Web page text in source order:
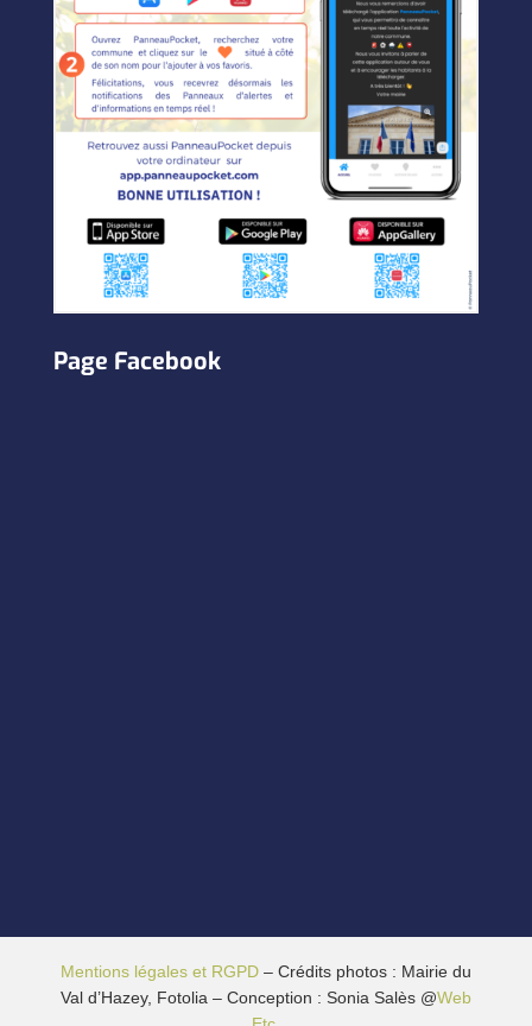
Page Facebook
Mentions légales et RGPD– Crédits photos : Mairie du
Val d’Hazey, Fotolia – Conception : Sonia Salès @Web